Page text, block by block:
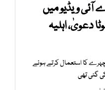
آئی ویڈیو میں
دعویٰ، اہلیہ
چہرے کا استعمال کرتے ہوئے
گئی تھی